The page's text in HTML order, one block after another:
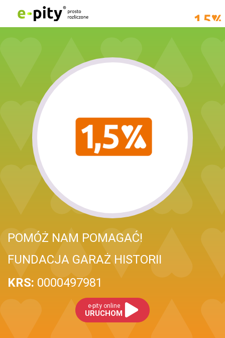
POMÓŻ NAM POMAGAĆ!
FUNDACJA GARAŻ HISTORII
KRS: 0000497981
e-pity online
URUCHOM